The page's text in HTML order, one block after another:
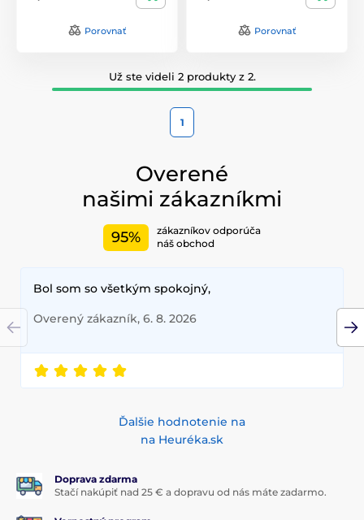
Porovnať Porovnať
Už ste videli 2 produkty z 2.
1
Overené
našimi zákazníkmi
95%
zákazníkov odporúča
náš obchod
Bol som so všetkým spokojný,
Overený zákazník, 6. 8. 2026
Ďalšie hodnotenie na
na Heuréka.sk
Doprava zdarma
Stačí nakúpiť nad 25 € a dopravu od nás máte zadarmo.